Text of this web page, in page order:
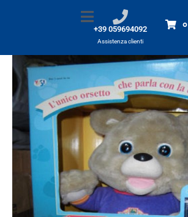
+39 059694092
Assistenza clienti
0
Prodotti TV TEDDY